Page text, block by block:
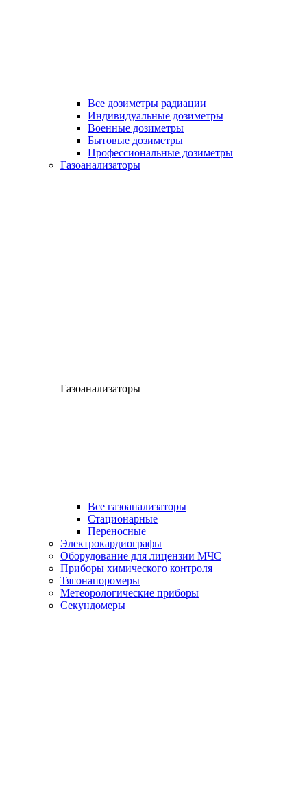
Все дозиметры радиации
Индивидуальные дозиметры
Военные дозиметры
Бытовые дозиметры
Профессиональные дозиметры
Газоанализаторы
Газоанализаторы
Все газоанализаторы
Cтационарные
Переносные
Электрокардиографы
Оборудование для лицензии МЧС
Приборы химического контроля
Тягонапоромеры
Метеорологические приборы
Секундомеры